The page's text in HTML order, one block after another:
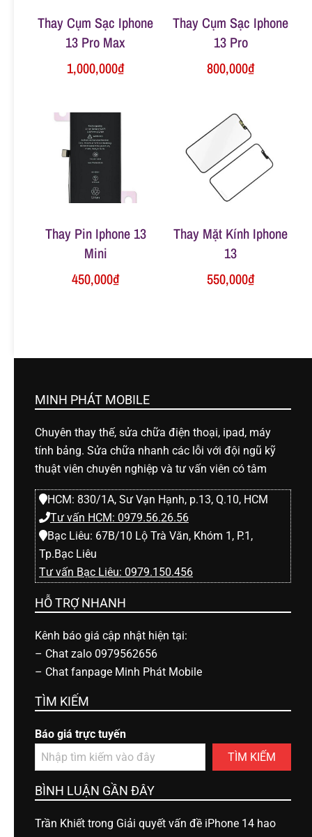
Thay Cụm Sạc Iphone
13 Pro Max
1,000,000₫
Thay Cụm Sạc Iphone
13 Pro
800,000₫
Thay Pin Iphone 13
Mini
450,000₫
Thay Mặt Kính Iphone
13
550,000₫
MINH PHÁT MOBILE
Chuyên thay thế, sửa chữa điện thoại, ipad, máy
tính bảng. Sửa chữa nhanh các lỗi với đội ngũ kỹ
thuật viên chuyên nghiệp và tư vấn viên có tâm
HCM: 830/1A, Sư Vạn Hạnh, p.13, Q.10, HCM
Tư vấn HCM: 0979.56.26.56
Bạc Liêu: 67B/10 Lộ Trà Văn, Khóm 1, P.1,
Tp.Bạc Liêu
Tư vấn Bạc Liêu: 0979.150.456
HỖ TRỢ NHANH
Kênh báo giá cập nhật hiện tại:
– Chat zalo 0979562656
– Chat fanpage Minh Phát Mobile
TÌM KIẾM
Báo giá trực tuyến
TÌM KIẾM
BÌNH LUẬN GẦN ĐÂY
Trần Khiết trong Giải quyết vấn đề iPhone 14 hao